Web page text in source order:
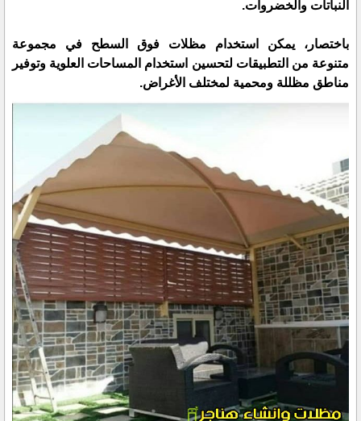
النباتات والخضروات.
باختصار، يمكن استخدام مظلات فوق السطح في مجموعة
متنوعة من التطبيقات لتحسين استخدام المساحات العلوية وتوفير
مناطق مظللة ومحمية لمختلف الأغراض.